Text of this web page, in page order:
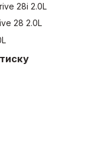
28i 2.0L
28 2.0L